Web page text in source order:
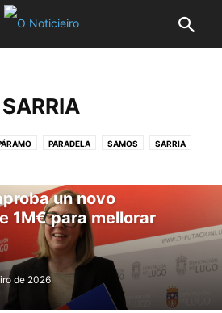
SARRIA
PARADELA SAMOS SARRIA
un novo
1M€ para mellorar
de 2026